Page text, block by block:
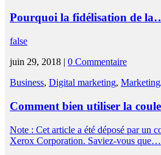
Pourquoi la fidélisation de
false
juin 29, 2018 | 0 Commentaire
Business, Digital marketing,
Comment bien utiliser la
Note : Cet article a été déposé par un
Xerox Corporation. Saviez-vous que…